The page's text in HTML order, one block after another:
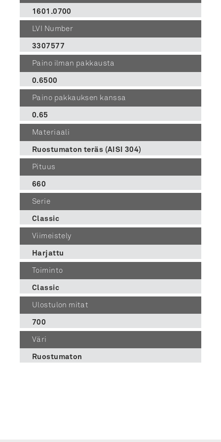
1601.0700
LVI Number
3307577
Paino ilman pakkausta
0.6500
Paino pakkauksen kanssa
0.65
Materiaali
Ruostumaton teräs (AISI 304)
Pituus
660
Serie
Classic
Viimeistely
Harjattu
Toiminto
Classic
Ulostulon mitat
700
Väri
Ruostumaton